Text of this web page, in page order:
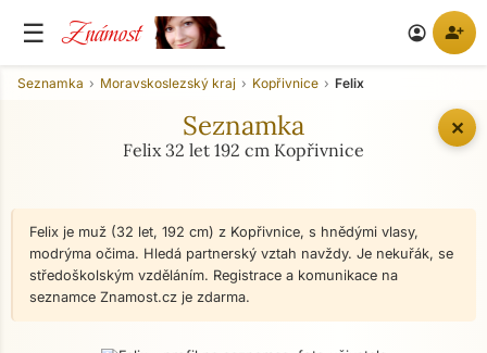
☰ Známost account_circle person_add
✕
Seznamka Moravskoslezský kraj Kopřivnice Felix
Seznamka
Felix 32 let 192 cm Kopřivnice
Felix je muž (32 let, 192 cm) z Kopřivnice, s hnědými vlasy,
modrýma očima. Hledá partnerský vztah navždy. Je nekuřák, se
středoškolským vzděláním. Registrace a komunikace na
seznamce Znamost.cz je zdarma.